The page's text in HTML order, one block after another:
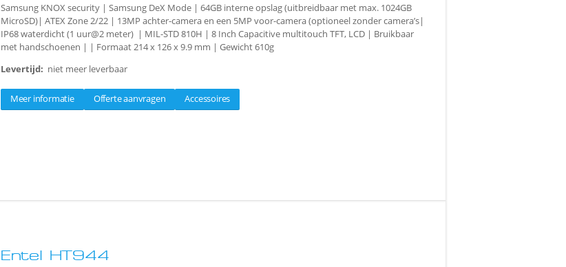
Samsung KNOX security | Samsung DeX Mode | 64GB interne opslag (uitbreidbaar met max. 1024GB
MicroSD)| ATEX Zone 2/22 | 13MP achter-camera en een 5MP voor-camera (optioneel zonder camera’s|
IP68 waterdicht (1 uur@2 meter) | MIL-STD 810H | 8 Inch Capacitive multitouch TFT, LCD | Bruikbaar
met handschoenen | | Formaat 214 x 126 x 9.9 mm | Gewicht 610g
Levertijd: niet meer leverbaar
Meer informatie Offerte aanvragen Accessoires
Entel HT944